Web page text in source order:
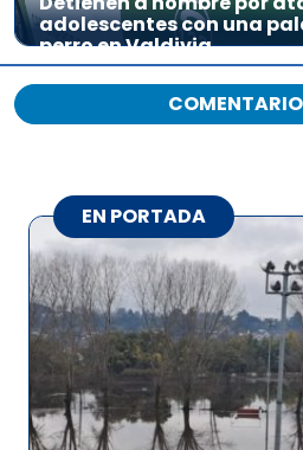
adolescentes con una
perro en Valdivia
EN PORTADA